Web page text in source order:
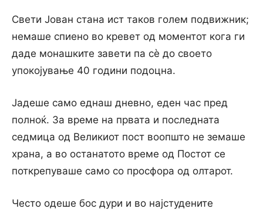
Свети Јован стана ист таков голем подвижник;
немаше спиено во кревет од моментот кога ги
даде монашките завети па сè до своето
упокојување 40 години подоцна.
Јадеше само еднаш дневно, еден час пред
полноќ. За време на првата и последната
седмица од Великиот пост воопшто не земаше
храна, а во останатото време од Постот се
поткрепуваше само со просфора од олтарот.
Често одеше бос дури и во најстудените